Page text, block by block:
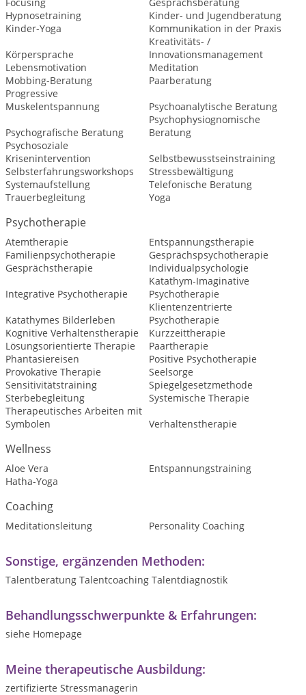
Hypnosetraining
Kinder- und Jugendberatung
Kinder-Yoga
Kommunikation in der Praxis
Körpersprache
Kreativitäts- /
Innovationsmanagement
Lebensmotivation
Meditation
Mobbing-Beratung
Paarberatung
Progressive
Muskelentspannung
Psychoanalytische Beratung
Psychografische Beratung
Psychophysiognomische
Beratung
Psychosoziale
Krisenintervention
Selbstbewusstseinstraining
Selbsterfahrungsworkshops
Stressbewältigung
Systemaufstellung
Telefonische Beratung
Trauerbegleitung
Yoga
Psychotherapie
Atemtherapie
Entspannungstherapie
Familienpsychotherapie
Gesprächspsychotherapie
Gesprächstherapie
Individualpsychologie
Integrative Psychotherapie
Katathym-Imaginative
Psychotherapie
Katathymes Bilderleben
Klientenzentrierte
Psychotherapie
Kognitive Verhaltenstherapie
Kurzzeittherapie
Lösungsorientierte Therapie
Paartherapie
Phantasiereisen
Positive Psychotherapie
Provokative Therapie
Seelsorge
Sensitivitätstraining
Spiegelgesetzmethode
Sterbebegleitung
Systemische Therapie
Therapeutisches Arbeiten mit
Symbolen
Verhaltenstherapie
Wellness
Aloe Vera
Entspannungstraining
Hatha-Yoga
Coaching
Meditationsleitung Personality Coaching
Sonstige, ergänzenden Methoden:
Talentberatung Talentcoaching Talentdiagnostik
Behandlungsschwerpunkte & Erfahrungen:
siehe Homepage
Meine therapeutische Ausbildung:
zertifizierte Stressmanagerin